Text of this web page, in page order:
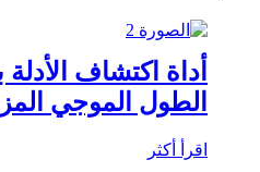
أداة اكتشاف الأدلة
الطول الموجي
اقرأ أكثر